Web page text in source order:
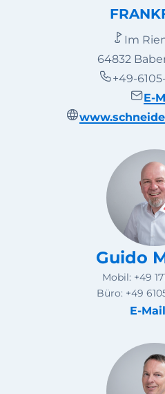
Im
64832
+49-
E-
Guido
Mobil: +49
Büro: +49
E-Mail